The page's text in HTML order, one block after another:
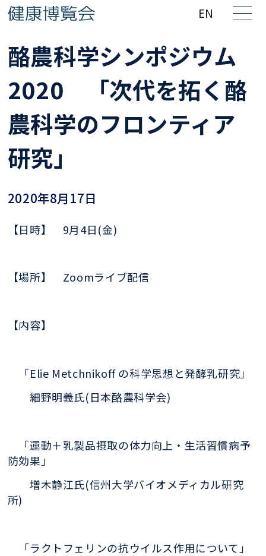
EN
酪農科学シンポジウム
2020 「次代を拓く酪
農科学のフロンティア
研究」
2020年8月17日
【日時】 9月4日(金)
【場所】 Zoomライブ配信
【内容】
「Elie Metchnikoff の科学思想と発酵乳研究」
細野明義氏(日本酪農科学会)
「運動＋乳製品摂取の体力向上・生活習慣病予
防効果」
増木静江氏(信州大学バイオメディカル研究
所)
「ラクトフェリンの抗ウイルス作用について」